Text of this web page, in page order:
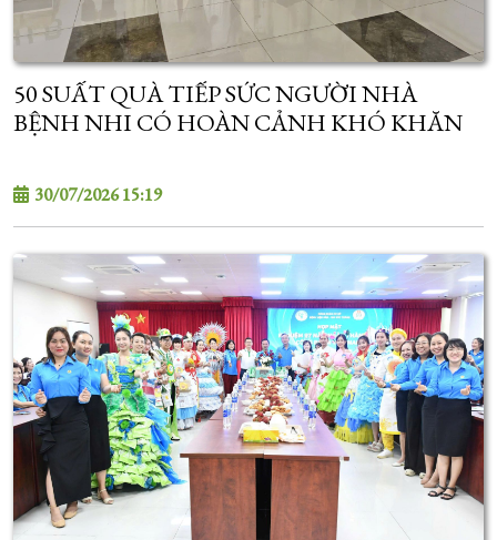
50 SUẤT QUÀ TIẾP SỨC NGƯỜI NHÀ
BỆNH NHI CÓ HOÀN CẢNH KHÓ KHĂN
30/07/2026 15:19